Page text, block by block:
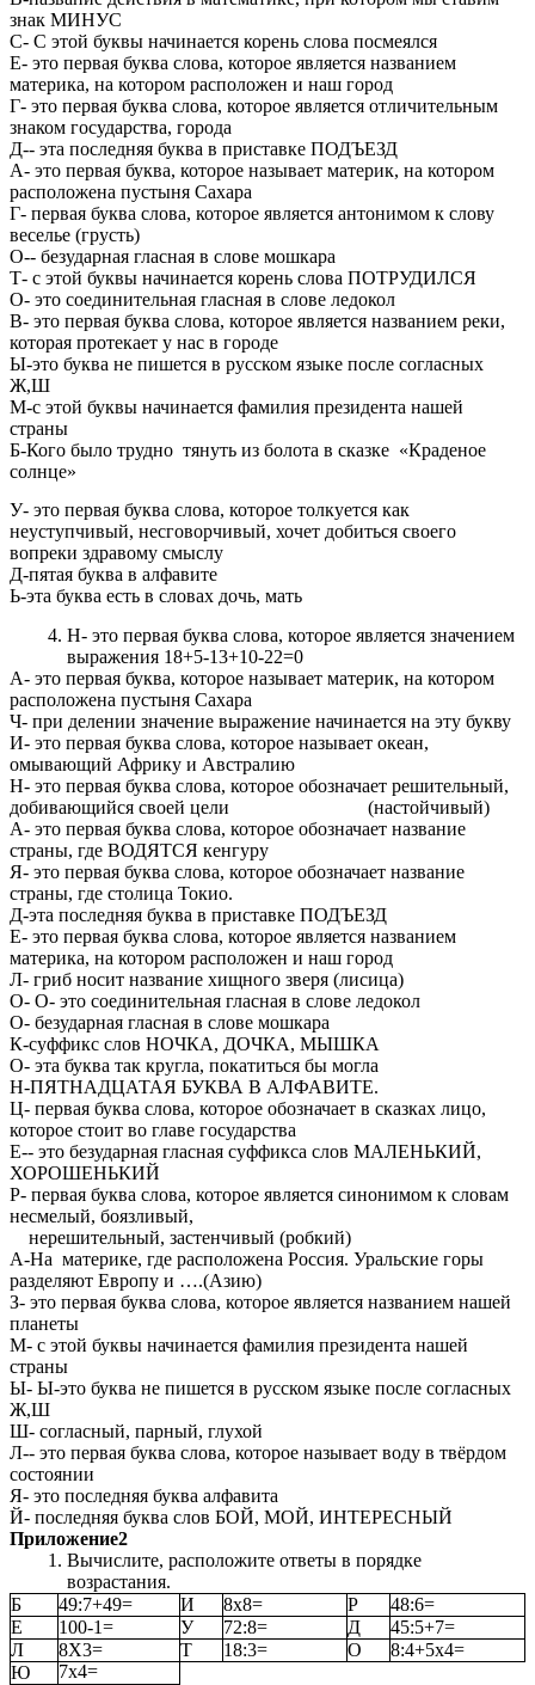
знак МИНУС
С- С этой буквы начинается корень слова посмеялся
Е- это первая буква слова, которое является названием
материка, на котором расположен и наш город
Г- это первая буква слова, которое является отличительным
знаком государства, города
Д-- эта последняя буква в приставке ПОДЪЕЗД
А- это первая буква, которое называет материк, на котором
расположена пустыня Сахара
Г- первая буква слова, которое является антонимом к слову
веселье (грусть)
О-- безударная гласная в слове мошкара
Т- с этой буквы начинается корень слова ПОТРУДИЛСЯ
О- это соединительная гласная в слове ледокол
В- это первая буква слова, которое является названием реки,
которая протекает у нас в городе
Ы-это буква не пишется в русском языке после согласных
Ж,Ш
М-с этой буквы начинается фамилия президента нашей
страны
Б-Кого было трудно тянуть из болота в сказке «Краденое
солнце»
У- это первая буква слова, которое толкуется как
неуступчивый, несговорчивый, хочет добиться своего
вопреки здравому смыслу
Д-пятая буква в алфавите
Ь-эта буква есть в словах дочь, мать
Н- это первая буква слова, которое является значением
выражения 18+5-13+10-22=0
А- это первая буква, которое называет материк, на котором
расположена пустыня Сахара
Ч- при делении значение выражение начинается на эту букву
И- это первая буква слова, которое называет океан,
омывающий Африку и Австралию
Н- это первая буква слова, которое обозначает решительный,
добивающийся своей цели (настойчивый)
А- это первая буква слова, которое обозначает название
страны, где ВОДЯТСЯ кенгуру
Я- это первая буква слова, которое обозначает название
страны, где столица Токио.
Д-эта последняя буква в приставке ПОДЪЕЗД
Е- это первая буква слова, которое является названием
материка, на котором расположен и наш город
Л- гриб носит название хищного зверя (лисица)
О- О- это соединительная гласная в слове ледокол
О- безударная гласная в слове мошкара
К-суффикс слов НОЧКА, ДОЧКА, МЫШКА
О- эта буква так кругла, покатиться бы могла
Н-ПЯТНАДЦАТАЯ БУКВА В АЛФАВИТЕ.
Ц- первая буква слова, которое обозначает в сказках лицо,
которое стоит во главе государства
Е-- это безударная гласная суффикса слов МАЛЕНЬКИЙ,
ХОРОШЕНЬКИЙ
Р- первая буква слова, которое является синонимом к словам
несмелый, боязливый,
нерешительный, застенчивый (робкий)
А-На материке, где расположена Россия. Уральские горы
разделяют Европу и ….(Азию)
З- это первая буква слова, которое является названием нашей
планеты
М- с этой буквы начинается фамилия президента нашей
страны
Ы- Ы-это буква не пишется в русском языке после согласных
Ж,Ш
Ш- согласный, парный, глухой
Л-- это первая буква слова, которое называет воду в твёрдом
состоянии
Я- это последняя буква алфавита
Й- последняя буква слов БОЙ, МОЙ, ИНТЕРЕСНЫЙ
Приложение2
Вычислите, расположите ответы в порядке
возрастания.
Б
49:7+49= И 8х8= Р
48:6=
Е
100-1= У 72:8= Д
45:5+7=
Л
8Х3= Т 18:3= О
8:4+5х4=
Ю
7х4=